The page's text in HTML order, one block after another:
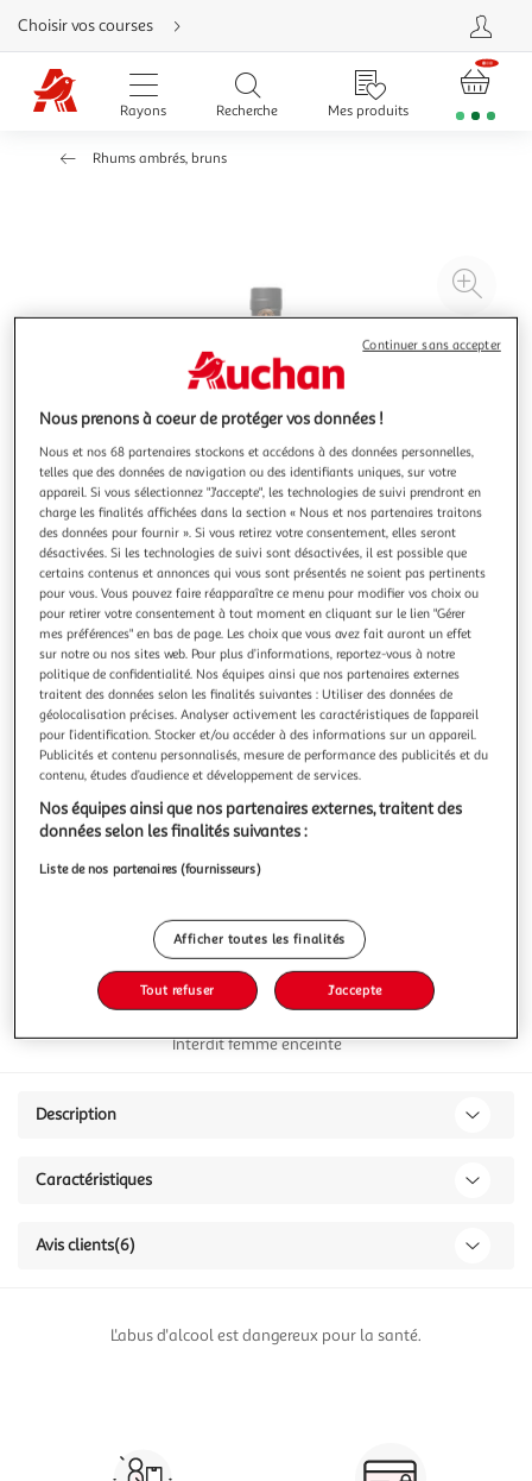
Aller
directement
au
contenu
Aller
directement
Aller
besoin
Choisir vos courses
Rayons Recherche Mes produits
Rhums ambrés, bruns
à
4.8 (6)
HSE
Rhum vieux agricole Blacksheriff 40%
Black Sheriff affirme son caractère de rhum vieilli dans des
fûts de Bourbon américain issus du Kentucky.La magie du
temps s'opère dans les chais de l'Habitation Saint-Etienne
à la Martinique.Black Sheriff ... One shot !
En savoir +
70cl
Interdit femme enceinte
Description
Caractéristiques
Avis clients(6)
L'abus d'alcool est dangereux pour la santé.
Nous prenons à coeur de protéger vos données !
Nous et nos 68 partenaires stockons et accédons à des données personnelles,
telles que des données de navigation ou des identifiants uniques, sur votre
appareil. Si vous sélectionnez "J'accepte", les technologies de suivi prendront en
charge les finalités affichées dans la section « Nous et nos partenaires traitons
des données pour fournir ». Si vous retirez votre consentement, elles seront
désactivées. Si les technologies de suivi sont désactivées, il est possible que
certains contenus et annonces qui vous sont présentés ne soient pas pertinents
pour vous. Vous pouvez faire réapparaître ce menu pour modifier vos choix ou
pour retirer votre consentement à tout moment en cliquant sur le lien "Gérer
mes préférences" en bas de page. Les choix que vous avez fait auront un effet
sur notre ou nos sites web. Pour plus d’informations, reportez-vous à notre
politique de confidentialité. Nos équipes ainsi que nos partenaires externes
traitent des données selon les finalités suivantes : Utiliser des données de
géolocalisation précises. Analyser activement les caractéristiques de l’appareil
pour l’identification. Stocker et/ou accéder à des informations sur un appareil.
Publicités et contenu personnalisés, mesure de performance des publicités et du
contenu, études d’audience et développement de services.
Nos équipes ainsi que nos partenaires externes, traitent des
données selon les finalités suivantes :
Liste de nos partenaires (fournisseurs)
Afficher toutes les finalités
Tout refuser J'accepte
Continuer sans accepter